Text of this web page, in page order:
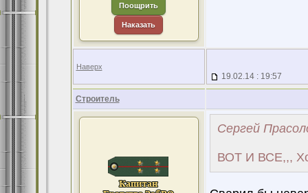
Поощрить
Наказать
Наверх
19.02.14 : 19:57
Строитель
Сергей
ВОТ И ВСЕ,,,